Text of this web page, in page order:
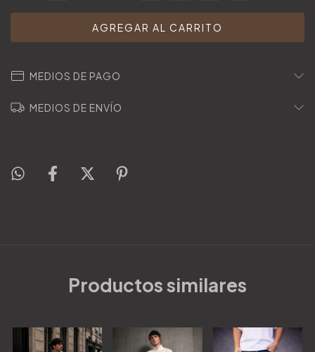
MEDIOS DE PAGO
MEDIOS DE ENVÍO
Productos similares